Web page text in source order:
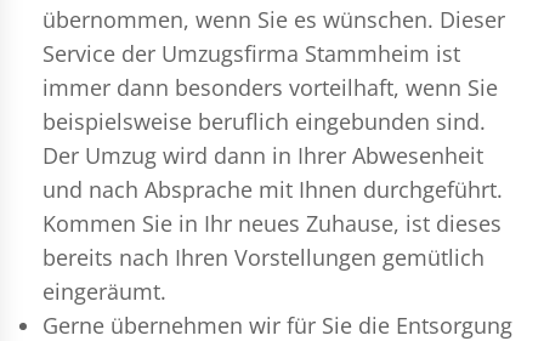
übernommen, wenn Sie es wünschen. Dieser
Service der Umzugsfirma Stammheim ist
immer dann besonders vorteilhaft, wenn Sie
beispielsweise beruflich eingebunden sind.
Der Umzug wird dann in Ihrer Abwesenheit
und nach Absprache mit Ihnen durchgeführt.
Kommen Sie in Ihr neues Zuhause, ist dieses
bereits nach Ihren Vorstellungen gemütlich
eingeräumt.
Gerne übernehmen wir für Sie die Entsorgung